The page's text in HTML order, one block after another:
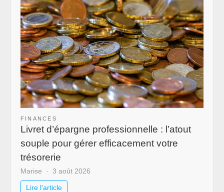
FINANCES
Livret d’épargne professionnelle : l’atout
souple pour gérer efficacement votre
trésorerie
Marise 3 août 2026
Lire l'article